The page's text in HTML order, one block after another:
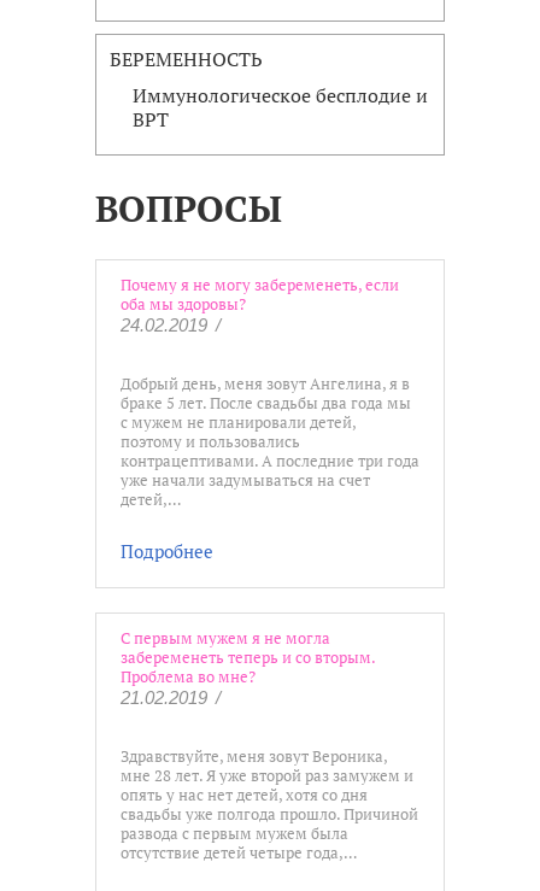
БЕРЕМЕННОСТЬ
Иммунологическое бесплодие и
ВРТ
ВОПРОСЫ
Почему я не могу забеременеть, если
оба мы здоровы?
24.02.2019 /
Добрый день, меня зовут Ангелина, я в
браке 5 лет. После свадьбы два года мы
с мужем не планировали детей,
поэтому и пользовались
контрацептивами. А последние три года
уже начали задумываться на счет
детей,…
Подробнее
С первым мужем я не могла
забеременеть теперь и со вторым.
Проблема во мне?
21.02.2019 /
Здравствуйте, меня зовут Вероника,
мне 28 лет. Я уже второй раз замужем и
опять у нас нет детей, хотя со дня
свадьбы уже полгода прошло. Причиной
развода с первым мужем была
отсутствие детей четыре года,…